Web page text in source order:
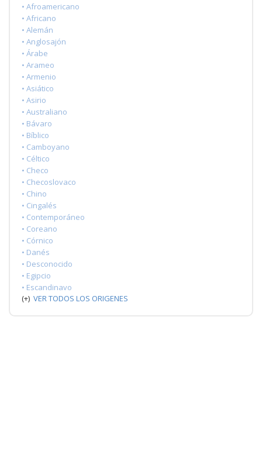
• Afroamericano
• Africano
• Alemán
• Anglosajón
• Árabe
• Arameo
• Armenio
• Asiático
• Asirio
• Australiano
• Bávaro
• Bíblico
• Camboyano
• Céltico
• Checo
• Checoslovaco
• Chino
• Cingalés
• Contemporáneo
• Coreano
• Córnico
• Danés
• Desconocido
• Egipcio
• Escandinavo
(+) VER TODOS LOS ORIGENES